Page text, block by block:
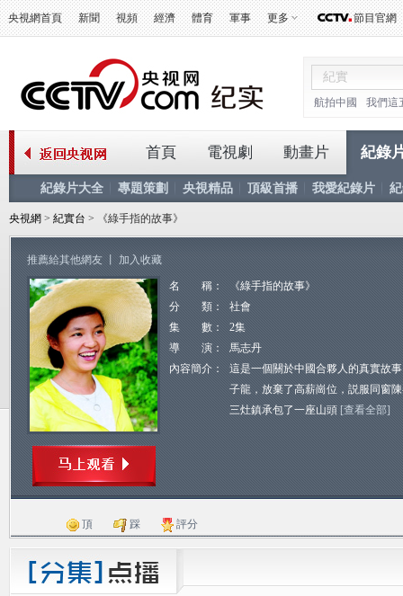
央視網首頁 新聞 視頻 經濟 體育 軍事 更多 節目官網
航拍中國 我們這
首頁 電視劇 動畫片 紀錄
紀錄片大全 專題策劃 央視精品 頂級首播 我愛紀錄片
央視網 > 紀實台 > 《綠手指的故事》
推薦給其他網友 加入收藏
名 稱：
《綠手指的故事》
分 類：
社會
集 數：
2集
導 演：
馬志丹
內容簡介：
這是一個關於中國合夥人的真實故
子龍，放棄了高薪崗位，説服同窗
三灶鎮承包了一座山頭 [查看全部]
頂 踩 評分